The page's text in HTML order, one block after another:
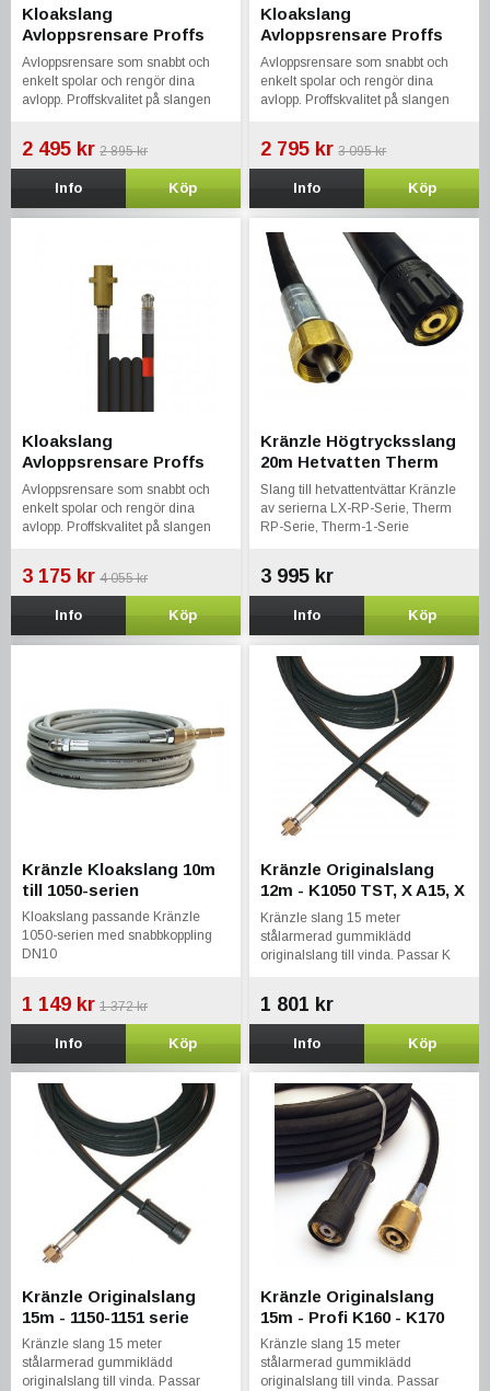
Kloakslang
Avloppsrensare Proffs
25m Kärcher KEW Nilfisk
Kränzle Bosch Stihl
Avloppsrensare som snabbt och
enkelt spolar och rengör dina
avlopp. Proffskvalitet på slangen
2 495 kr 2 895 kr
Info Köp
Kloakslang
Avloppsrensare Proffs
30m Kärcher KEW Nilfisk
Kränzle Bosch Stihl
Avloppsrensare som snabbt och
enkelt spolar och rengör dina
avlopp. Proffskvalitet på slangen
2 795 kr 3 095 kr
Info Köp
Kloakslang
Avloppsrensare Proffs
40m Kärcher KEW Nilfisk
Kränzle Bosch Stihl
Avloppsrensare som snabbt och
enkelt spolar och rengör dina
avlopp. Proffskvalitet på slangen
3 175 kr 4 055 kr
Info Köp
Kränzle Högtrycksslang
20m Hetvatten Therm
RP, Therm 1
Slang till hetvattentvättar Kränzle
av serierna LX-RP-Serie, Therm
RP-Serie, Therm-1-Serie
3 995 kr
Info Köp
Kränzle Kloakslang 10m
till 1050-serien
Kloakslang passande Kränzle
1050-serien med snabbkoppling
DN10
1 149 kr 1 372 kr
Info Köp
Kränzle Originalslang
12m - K1050 TST, X A15, X
A17 TST
Kränzle slang 15 meter
stålarmerad gummiklädd
originalslang till vinda. Passar K
1 801 kr
Info Köp
Kränzle Originalslang
15m - 1150-1151 serie
Kränzle slang 15 meter
stålarmerad gummiklädd
originalslang till vinda. Passar
Kränzle Originalslang
15m - Profi K160 - K170
Kränzle slang 15 meter
stålarmerad gummiklädd
originalslang till vinda. Passar